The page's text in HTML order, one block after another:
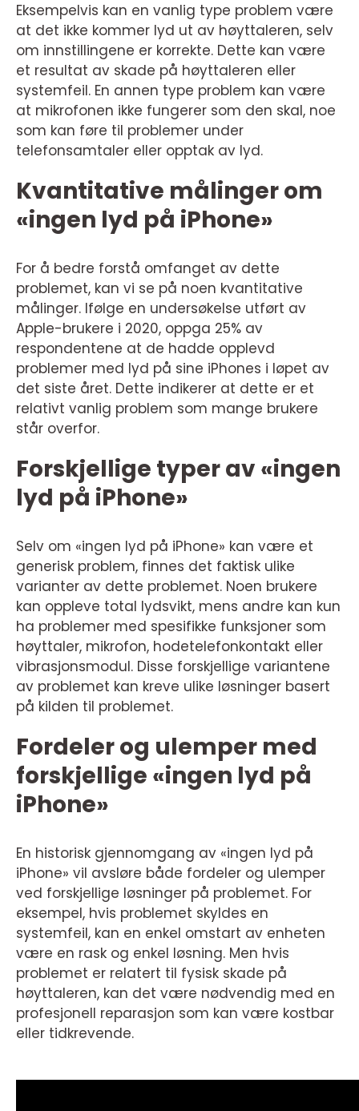
Eksempelvis kan en vanlig type problem være
at det ikke kommer lyd ut av høyttaleren, selv
om innstillingene er korrekte. Dette kan være
et resultat av skade på høyttaleren eller
systemfeil. En annen type problem kan være
at mikrofonen ikke fungerer som den skal, noe
som kan føre til problemer under
telefonsamtaler eller opptak av lyd.
Kvantitative målinger om
«ingen lyd på iPhone»
For å bedre forstå omfanget av dette
problemet, kan vi se på noen kvantitative
målinger. Ifølge en undersøkelse utført av
Apple-brukere i 2020, oppga 25% av
respondentene at de hadde opplevd
problemer med lyd på sine iPhones i løpet av
det siste året. Dette indikerer at dette er et
relativt vanlig problem som mange brukere
står overfor.
Forskjellige typer av «ingen
lyd på iPhone»
Selv om «ingen lyd på iPhone» kan være et
generisk problem, finnes det faktisk ulike
varianter av dette problemet. Noen brukere
kan oppleve total lydsvikt, mens andre kan kun
ha problemer med spesifikke funksjoner som
høyttaler, mikrofon, hodetelefonkontakt eller
vibrasjonsmodul. Disse forskjellige variantene
av problemet kan kreve ulike løsninger basert
på kilden til problemet.
Fordeler og ulemper med
forskjellige «ingen lyd på
iPhone»
En historisk gjennomgang av «ingen lyd på
iPhone» vil avsløre både fordeler og ulemper
ved forskjellige løsninger på problemet. For
eksempel, hvis problemet skyldes en
systemfeil, kan en enkel omstart av enheten
være en rask og enkel løsning. Men hvis
problemet er relatert til fysisk skade på
høyttaleren, kan det være nødvendig med en
profesjonell reparasjon som kan være kostbar
eller tidkrevende.